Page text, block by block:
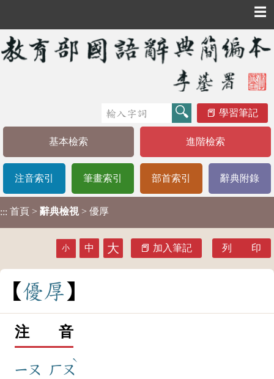
☰
學習筆記
基本檢索 進階檢索
注音索引 筆畫索引 部首索引 辭典附錄
::: 首頁 > 辭典檢視 > 優厚
小 中 大 加入筆記 列 印
優厚
注 音
ㄧㄡ ㄏㄡ
ˋ